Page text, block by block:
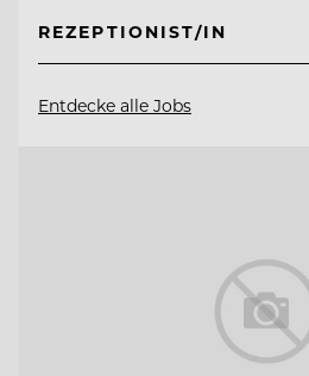
REZEPTIONIST/IN
Entdecke alle Jobs